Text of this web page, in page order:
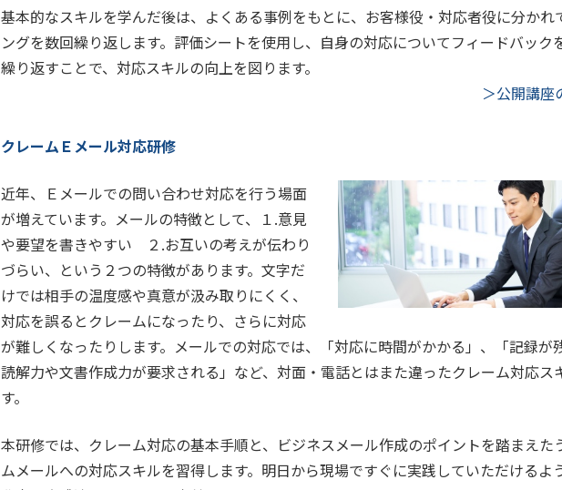
基本的なスキルを学んだ後は、よくある事例をもとに、お客様役・対応者役に分かれ
ングを数回繰り返します。評価シートを使用し、自身の対応についてフィードバック
繰り返すことで、対応スキルの向上を図ります。
＞公開講座
クレームＥメール対応研修
近年、Ｅメールでの問い合わせ対応を行う場面
が増えています。メールの特徴として、１.意見
や要望を書きやすい ２.お互いの考えが伝わり
づらい、という２つの特徴があります。文字だ
けでは相手の温度感や真意が汲み取りにくく、
対応を誤るとクレームになったり、さらに対応
が難しくなったりします。メールでの対応では、「対応に時間がかかる」、「記録が
読解力や文書作成力が要求される」など、対面・電話とはまた違ったクレーム対応ス
す。
本研修では、クレーム対応の基本手順と、ビジネスメール作成のポイントを踏まえた
ムメールへの対応スキルを習得します。明日から現場ですぐに実践していただけるよ